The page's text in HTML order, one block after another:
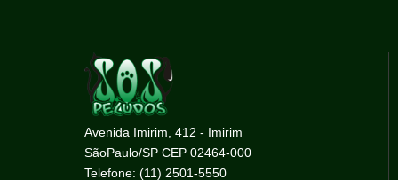
Avenida Imirim, 412 - Imirim
SãoPaulo/SP CEP 02464-000
Telefone: (11) 2501-5550